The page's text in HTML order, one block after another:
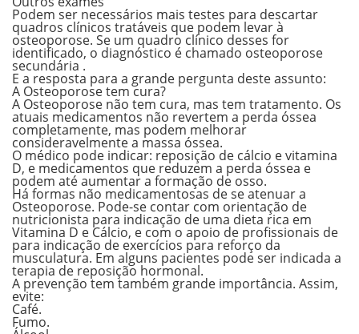
Podem ser necessários mais testes para descartar
quadros clínicos tratáveis ​​que podem levar à
osteoporose. Se um quadro clínico desses for
identificado, o diagnóstico é chamado osteoporose
secundária .
E a resposta para a grande pergunta deste assunto:
A Osteoporose tem cura?
A Osteoporose não tem cura, mas tem tratamento. Os
atuais medicamentos não revertem a perda óssea
completamente, mas podem melhorar
consideravelmente a massa óssea.
O médico pode indicar: reposição de cálcio e vitamina
D, e medicamentos que reduzem a perda óssea e
podem até aumentar a formação de osso.
Há formas não medicamentosas de se atenuar a
Osteoporose. Pode-se contar com orientação de
nutricionista para indicação de uma dieta rica em
Vitamina D e Cálcio, e com o apoio de profissionais de
para indicação de exercícios para reforço da
musculatura. Em alguns pacientes pode ser indicada a
terapia de reposição hormonal.
A prevenção tem também grande importância. Assim,
evite:
Café.
Fumo.